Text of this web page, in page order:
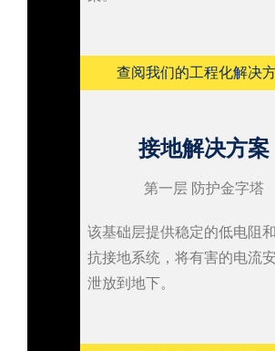
查阅我们的工程化解决
接地解决方案
第一层 防护金字塔
该基础层提供稳定的低电阻
抗接地系统，将有害的电流
泄放到地下。